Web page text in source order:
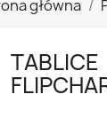
główna
TABLICE